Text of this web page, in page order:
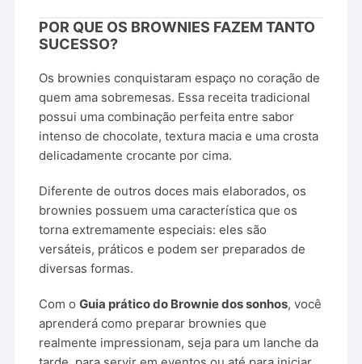
POR QUE OS BROWNIES FAZEM TANTO
SUCESSO?
Os brownies conquistaram espaço no coração de
quem ama sobremesas. Essa receita tradicional
possui uma combinação perfeita entre sabor
intenso de chocolate, textura macia e uma crosta
delicadamente crocante por cima.
Diferente de outros doces mais elaborados, os
brownies possuem uma característica que os
torna extremamente especiais: eles são
versáteis, práticos e podem ser preparados de
diversas formas.
Com oGuia prático do Brownie dos sonhos, você
aprenderá como preparar brownies que
realmente impressionam, seja para um lanche da